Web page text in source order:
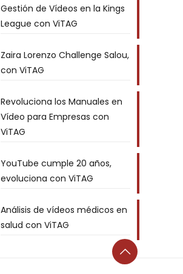
Gestión de Vídeos en la Kings
League con ViTAG
Zaira Lorenzo Challenge Salou,
con ViTAG
Revoluciona los Manuales en
Vídeo para Empresas con
ViTAG
YouTube cumple 20 años,
evoluciona con ViTAG
Análisis de vídeos médicos en
salud con ViTAG